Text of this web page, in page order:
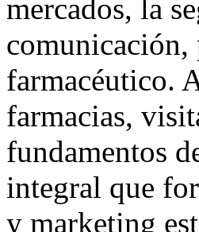
mercados, la
farmacéutico.
farmacias,
fundamentos
integral que
y marketing